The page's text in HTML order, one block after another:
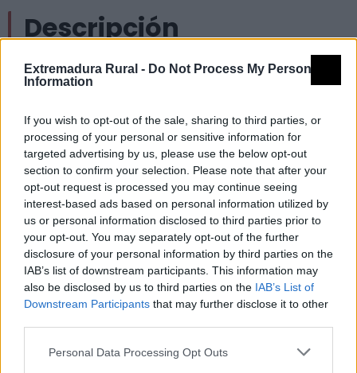
Extremadura Rural - Do Not Process My Personal
Information
If you wish to opt-out of the sale, sharing to third parties, or
processing of your personal or sensitive information for
targeted advertising by us, please use the below opt-out
section to confirm your selection. Please note that after your
opt-out request is processed you may continue seeing
interest-based ads based on personal information utilized by
us or personal information disclosed to third parties prior to
your opt-out. You may separately opt-out of the further
disclosure of your personal information by third parties on the
IAB’s list of downstream participants. This information may
also be disclosed by us to third parties on the IAB’s List of
Downstream Participants that may further disclose it to other
Personal Data Processing Opt Outs
Descripción
El Sendero Local SL-CC 205 tiene su inicio junto a la
parada de bus de la localidad de Cadalso.
rico paisaje forestal que recorre, a través de bosques
mixtos de coníferas y frondosas de particular belleza
y en excelente estado de conservación.
En el primer kilómetro del sendero atravesaremos los
típicos cultivos de olivar serragatino perfectamente
delimitados por antiguos muros de piedra. Una vez
hemos llegado a la zona conocida con el topónimo de
San Sebastián abandonamos los cultivos de olivar
para adentrarnos en zona forestal, donde
predominan las repoblaciones de pinos.
Progresivamente vamos ganando altura a medida